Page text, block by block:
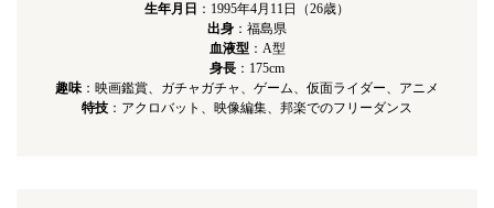
生年月日 ：1995年4月11日（26歳）
出身 ：福島県
血液型：A型
身⻑ ：175cm
趣味：映画鑑賞、ガチャガチャ、ゲーム、仮面ライダー、アニメ
特技 ：アクロバット、映像編集、邦楽でのフリーダンス